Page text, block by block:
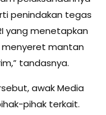
penindakan tegas
yang menetapkan
mantan
tandasnya.
awak Media
pihak terkait.